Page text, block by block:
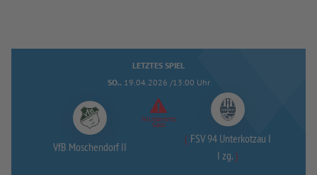
LETZTES SPIEL
SO.. 19.04.2026 /13:00 Uhr
VfB Moschendorf II
Nichtantritt
Gast
( FSV 94 Unterkotzau I
I zg. )